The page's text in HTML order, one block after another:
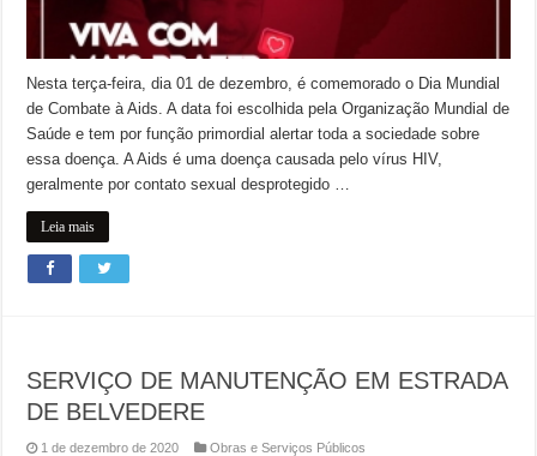
Nesta terça-feira, dia 01 de dezembro, é comemorado o Dia Mundial
de Combate à Aids. A data foi escolhida pela Organização Mundial de
Saúde e tem por função primordial alertar toda a sociedade sobre
essa doença. A Aids é uma doença causada pelo vírus HIV,
geralmente por contato sexual desprotegido …
Leia mais
SERVIÇO DE MANUTENÇÃO EM ESTRADA
DE BELVEDERE
1 de dezembro de 2020 Obras e Serviços Públicos